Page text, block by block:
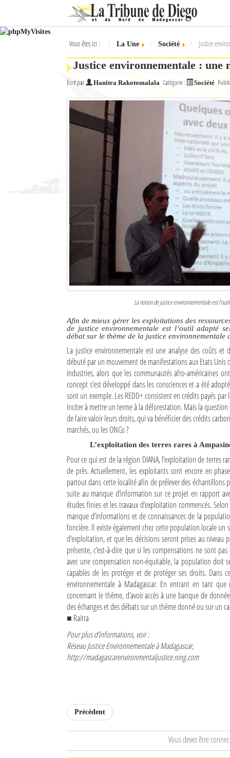
Ok
L'actualité à Diego Suarez
Sites touristiques
Diego Suarez Pratique
Les Petites Annonces
La Tribune de Diego en PDF
Vous êtes ici : La Une Société Justice
Justice environnementale :
Écrit par Hanitra Rakotomalala Catégorie : Société
La notion de justice environnementale est
Afin de mieux gérer les exploitations des
de justice environnementale est l’outil adapté
débat sur le thème de la justice
La justice environnementale est une analyse des coûts et
débuté par un mouvement de manifestations aux Etats Unis
industries, alors que les communautés afro-américaines
concept s’est développé dans les consciences et a été
sont un exemple. Les REDD+ consistent en crédits payés
inciter à mettre un terme à la déforestation. Mais la
de faire valoir leurs droits, qui va bénéficier des crédits
marchés, ou les ONGs ?
L’exploitation des terres rares à
Pour ce qui est de la région DIANA, l’exploitation de terres
de près. Actuellement, les exploitants sont encore en
partout dans cette localité afin de prélever des échantillons
suite au manque d’information sur ce projet en rapport
études finies et les travaux d’exploitation commencés.
manque d’informations et de connaissances de la
foncière. Il existe également chez cette population locale un
d’exploitation, et que les décisions seront prises au
présente, c’est-à-dire que si les compensations ne sont
avec une compensation non-équitable, la population doit
capables de les protéger et de protéger ses droits. Dans
environnementale à Madagascar. En entrant en tant
concernant le thème, d’avoir accès à une banque de
des échanges et des débats sur un thème donné ou sur un
■ Raitra
Pour plus d’informations, voir :
Réseau Justice Environnementale à Madagascar,
http://madagascarenvironmentaljustice.ning.com
Précédent
Vous devez être